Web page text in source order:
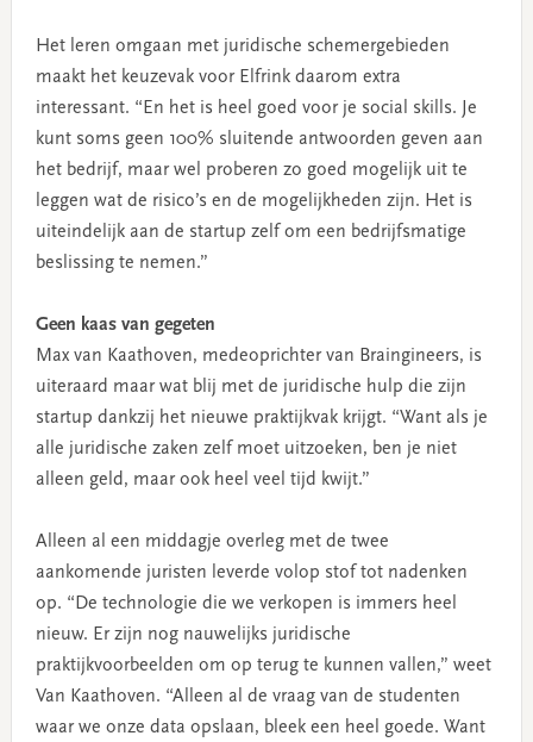
Het leren omgaan met juridische schemergebieden
maakt het keuzevak voor Elfrink daarom extra
interessant. “En het is heel goed voor je social skills. Je
kunt soms geen 100% sluitende antwoorden geven aan
het bedrijf, maar wel proberen zo goed mogelijk uit te
leggen wat de risico’s en de mogelijkheden zijn. Het is
uiteindelijk aan de startup zelf om een bedrijfsmatige
beslissing te nemen.”
Geen kaas van gegeten
Max van Kaathoven, medeoprichter van Braingineers, is
uiteraard maar wat blij met de juridische hulp die zijn
startup dankzij het nieuwe praktijkvak krijgt. “Want als je
alle juridische zaken zelf moet uitzoeken, ben je niet
alleen geld, maar ook heel veel tijd kwijt.”
Alleen al een middagje overleg met de twee
aankomende juristen leverde volop stof tot nadenken
op. “De technologie die we verkopen is immers heel
nieuw. Er zijn nog nauwelijks juridische
praktijkvoorbeelden om op terug te kunnen vallen,” weet
Van Kaathoven. “Alleen al de vraag van de studenten
waar we onze data opslaan, bleek een heel goede. Want